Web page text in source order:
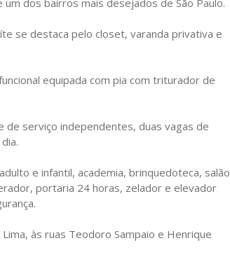
se destaca pelo closet, varanda privativa e
equipada com pia com triturador de
serviço independentes, duas vagas de
e infantil, academia, brinquedoteca, salão
portaria 24 horas, zelador e elevador
às ruas Teodoro Sampaio e Henrique